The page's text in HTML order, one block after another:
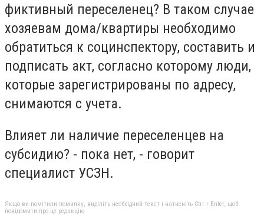
фиктивный переселенец? В таком случае
хозяевам дома/квартиры необходимо
обратиться к социнспектору, составить и
подписать акт, согласно которому люди,
которые зарегистрированы по адресу,
снимаются с учета.
Влияет ли наличие переселенцев на
субсидию? - пока нет, - говорит
специалист УСЗН.
Якщо ви помітили помилку, виділіть необхідний текст і натисніть Ctrl + Enter, щоб
повідомити про це редакцію